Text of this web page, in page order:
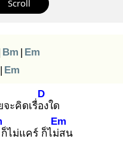
Scroll
Bm | Em
| Em
จะคิดเรื่อง
D
ใด
ก็ไม่แคร์ ก็ไม่ส
Em
น